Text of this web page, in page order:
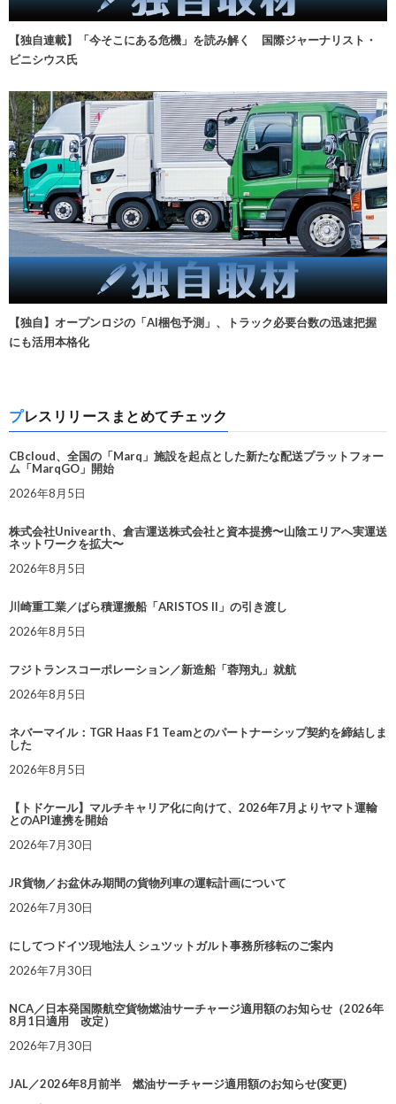
【独自連載】「今そこにある危機」を読み解く 国際ジャーナリスト・
ビニシウス氏
【独自】オープンロジの「AI梱包予測」、トラック必要台数の迅速把握
にも活用本格化
プレスリリースまとめてチェック
CBcloud、全国の「Marq」施設を起点とした新たな配送プラットフォー
ム「MarqGO」開始
2026年8月5日
株式会社Univearth、倉吉運送株式会社と資本提携〜山陰エリアへ実運送
ネットワークを拡大〜
2026年8月5日
川崎重工業／ばら積運搬船「ARISTOS II」の引き渡し
2026年8月5日
フジトランスコーポレーション／新造船「蓉翔丸」就航
2026年8月5日
ネバーマイル：TGR Haas F1 Teamとのパートナーシップ契約を締結しま
した
2026年8月5日
【トドケール】マルチキャリア化に向けて、2026年7月よりヤマト運輸
とのAPI連携を開始
2026年7月30日
JR貨物／お盆休み期間の貨物列車の運転計画について
2026年7月30日
にしてつドイツ現地法人 シュツットガルト事務所移転のご案内
2026年7月30日
NCA／日本発国際航空貨物燃油サーチャージ適用額のお知らせ（2026年
8月1日適用 改定）
2026年7月30日
JAL／2026年8月前半 燃油サーチャージ適用額のお知らせ(変更)